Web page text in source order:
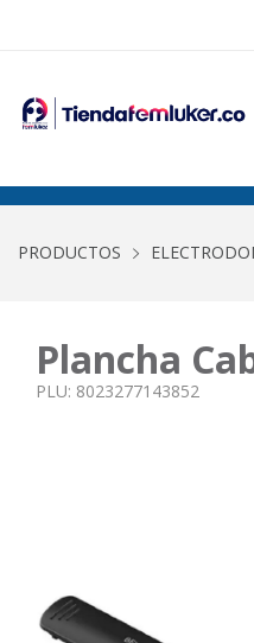
PRODUCTOS
Plancha
PLU: 8023277143852